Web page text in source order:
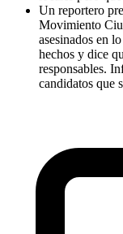
Un reportero
Movimiento
asesinados en
hechos y dice
responsables.
candidatos que